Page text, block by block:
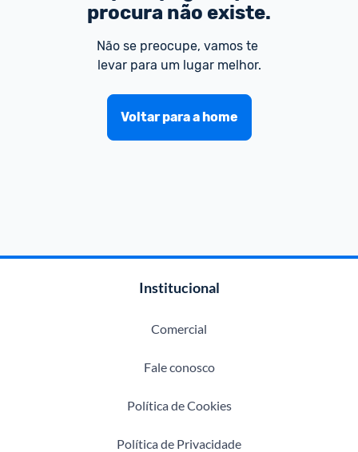
procura não existe.
Não se preocupe, vamos te
levar para um lugar melhor.
Voltar para a home
Institucional
Comercial
Fale conosco
Política de Cookies
Política de Privacidade